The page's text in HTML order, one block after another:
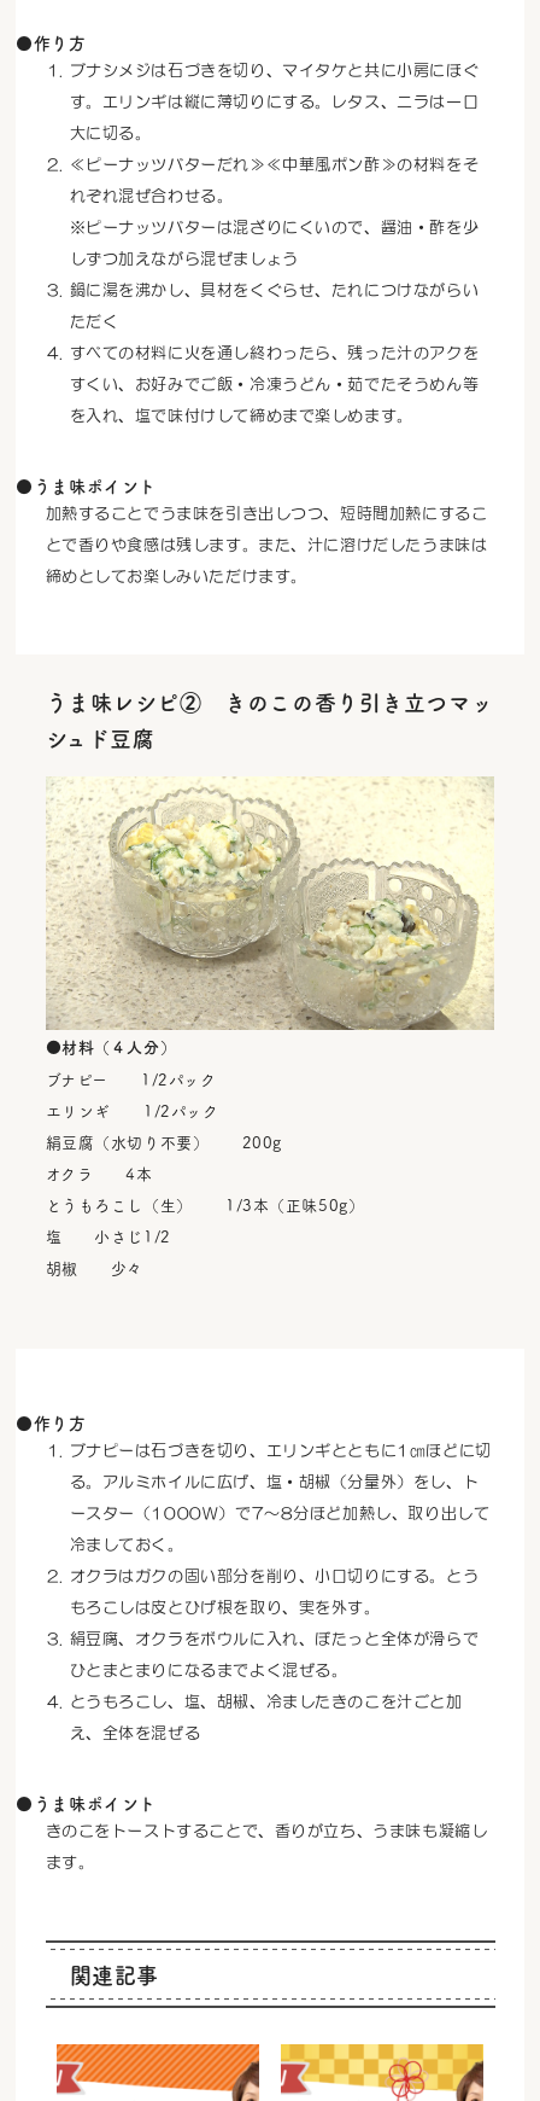
●作り方
ブナシメジは石づきを切り、マイタケと共に小房にほぐ
す。エリンギは縦に薄切りにする。レタス、ニラは一口
大に切る。
≪ピーナッツバターだれ≫≪中華風ポン酢≫の材料をそ
れぞれ混ぜ合わせる。
※ピーナッツバターは混ざりにくいので、醤油・酢を少
しずつ加えながら混ぜましょう
鍋に湯を沸かし、具材をくぐらせ、たれにつけながらい
ただく
すべての材料に火を通し終わったら、残った汁のアクを
すくい、お好みでご飯・冷凍うどん・茹でたそうめん等
を入れ、塩で味付けして締めまで楽しめます。
●うま味ポイント
加熱することでうま味を引き出しつつ、短時間加熱にするこ
とで香りや食感は残します。また、汁に溶けだしたうま味は
締めとしてお楽しみいただけます。
うま味レシピ② きのこの香り引き立つマッ
シュド豆腐
●材料（４人分）
ブナピー 1/2パック
エリンギ 1/2パック
絹豆腐（水切り不要） 200g
オクラ 4本
とうもろこし（生） 1/3本（正味50g）
塩 小さじ1/2
胡椒 少々
●作り方
ブナピーは石づきを切り、エリンギとともに1㎝ほどに切
る。アルミホイルに広げ、塩・胡椒（分量外）をし、ト
ースター（1000W）で7～8分ほど加熱し、取り出して
冷ましておく。
オクラはガクの固い部分を削り、小口切りにする。とう
もろこしは皮とひげ根を取り、実を外す。
絹豆腐、オクラをボウルに入れ、ぼたっと全体が滑らで
ひとまとまりになるまでよく混ぜる。
とうもろこし、塩、胡椒、冷ましたきのこを汁ごと加
え、全体を混ぜる
●うま味ポイント
きのこをトーストすることで、香りが立ち、うま味も凝縮し
ます。
関連記事